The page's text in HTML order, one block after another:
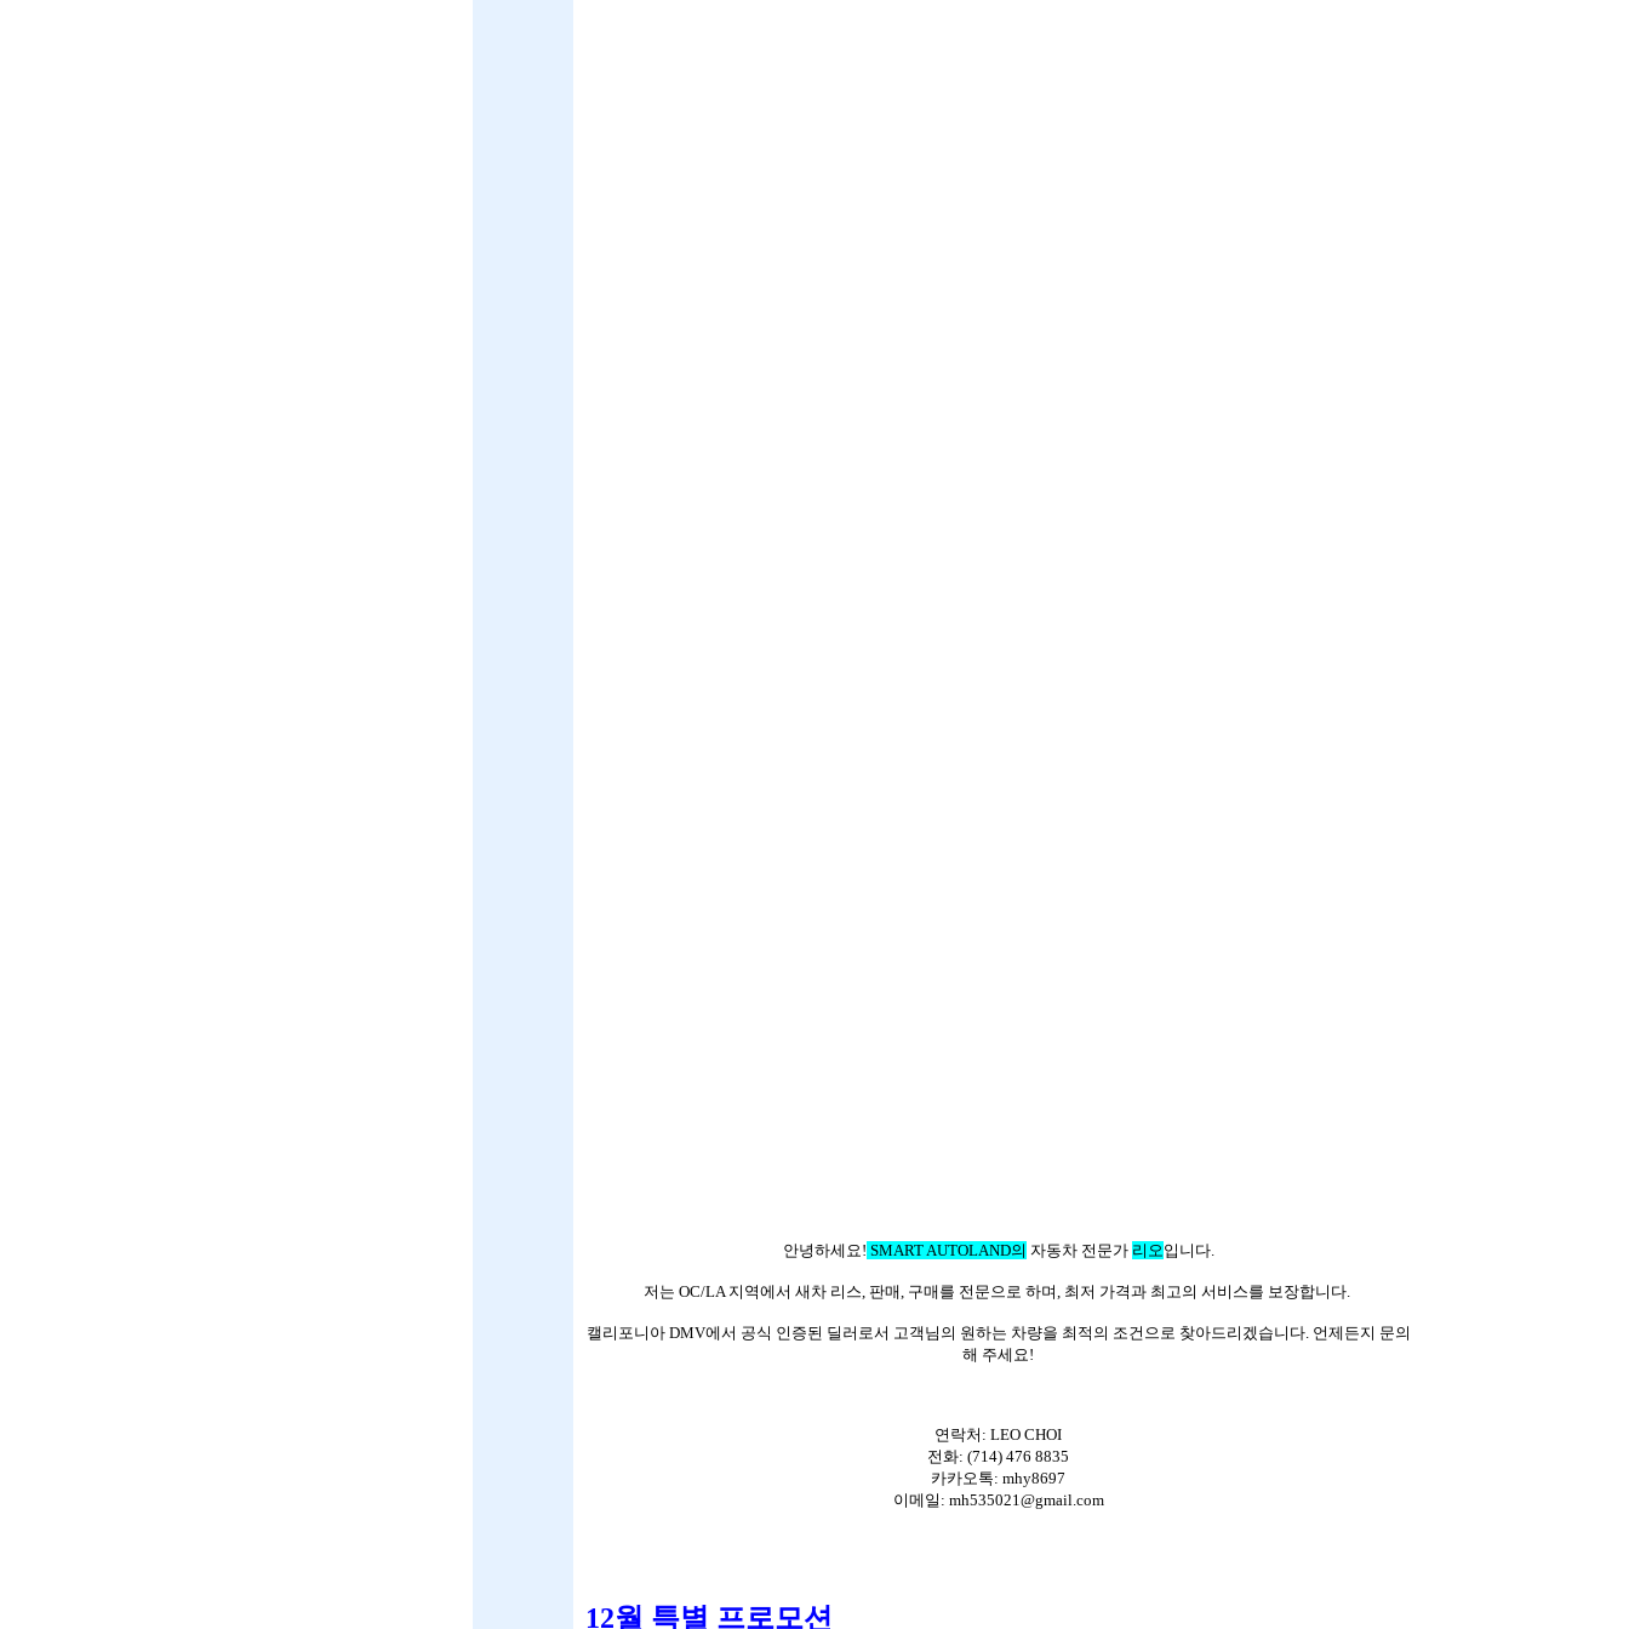
안녕하세요! SMART AUTOLAND의 자동차 전문가 리오입니다.
저는 OC/LA 지역에서 새차 리스, 판매, 구매를 전문으로 하며, 최저 가격과 최고의 서비스를 보장합니다.
캘리포니아 DMV에서 공식 인증된 딜러로서 고객님의 원하는 차량을 최적의 조건으로 찾아드리겠습니다. 언제든지 문의
해 주세요!
연락처: LEO CHOI
전화: (714) 476 8835
카카오톡: mhy8697
이메일: mh535021@gmail.com
12월 특별 프로모션